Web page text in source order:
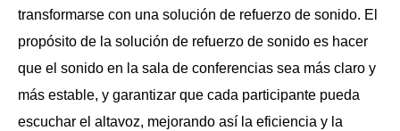
transformarse con una solución de refuerzo de sonido. El
propósito de la solución de refuerzo de sonido es hacer
que el sonido en la sala de conferencias sea más claro y
más estable, y garantizar que cada participante pueda
escuchar el altavoz, mejorando así la eficiencia y la